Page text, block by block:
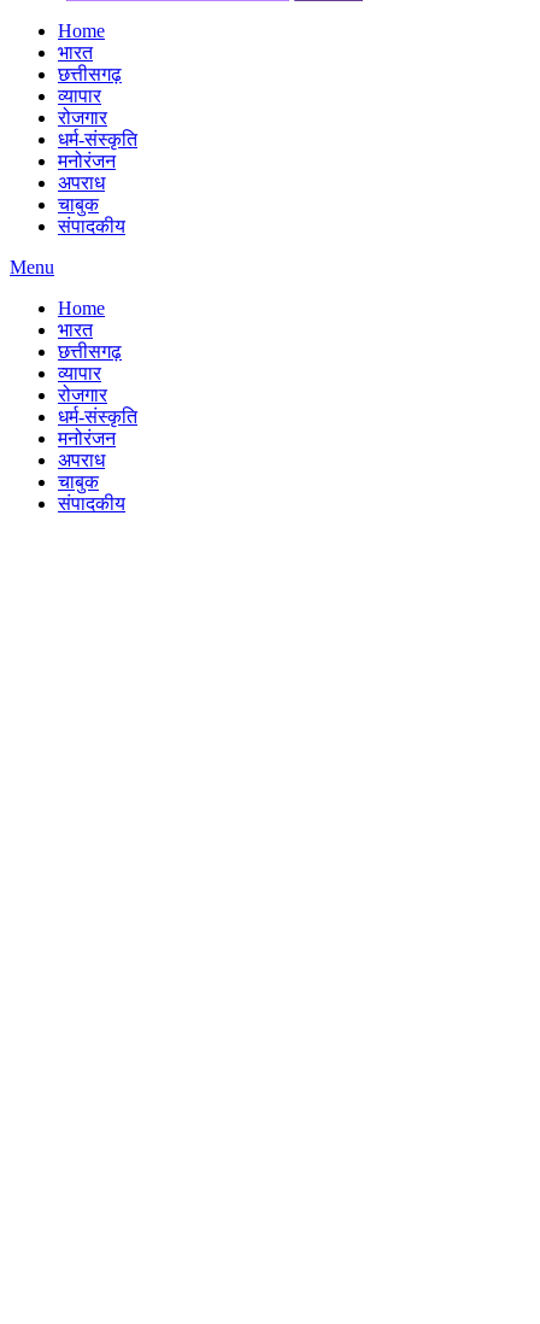
Home
भारत
छत्तीसगढ़
व्यापार
रोजगार
धर्म-संस्कृति
मनोरंजन
अपराध
चाबुक
संपादकीय
Menu
Home
भारत
छत्तीसगढ़
व्यापार
रोजगार
धर्म-संस्कृति
मनोरंजन
अपराध
चाबुक
संपादकीय